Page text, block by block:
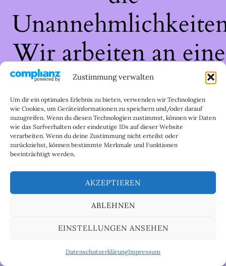
Zustimmung verwalten
Um dir ein optimales Erlebnis zu bieten, verwenden wir Technologien
wie Cookies, um Geräteinformationen zu speichern und/oder darauf
zuzugreifen. Wenn du diesen Technologien zustimmst, können wir Daten
wie das Surfverhalten oder eindeutige IDs auf dieser Website
verarbeiten. Wenn du deine Zustimmung nicht erteilst oder
zurückziehst, können bestimmte Merkmale und Funktionen
beeinträchtigt werden.
AKZEPTIEREN
ABLEHNEN
EINSTELLUNGEN ANSEHEN
DatenschutzerklärungImpressum
Wir arbeiten an
großartigen Sache
schau bald wieder
vorbei!